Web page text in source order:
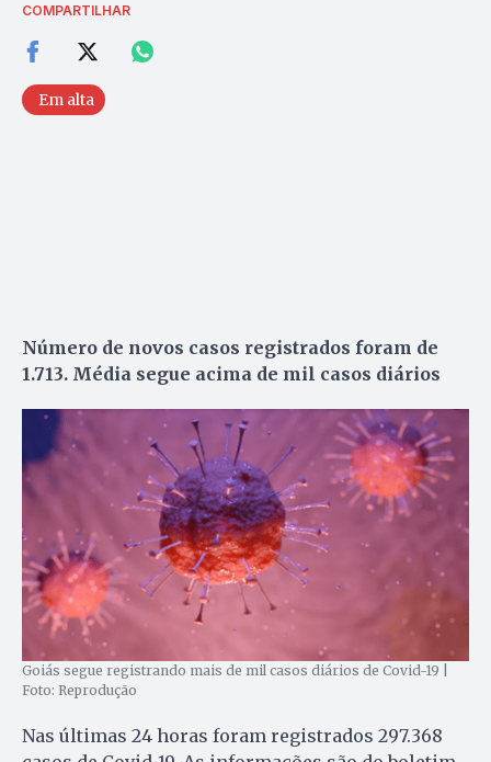
COMPARTILHAR
Em alta
Número de novos casos registrados foram de
1.713. Média segue acima de mil casos diários
Goiás segue registrando mais de mil casos diários de Covid-19 |
Foto: Reprodução
Nas últimas 24 horas foram registrados 297.368